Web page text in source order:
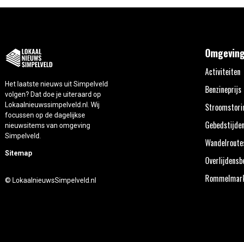
Het laatste nieuws uit Simpelveld
volgen? Dat doe je uiteraard op
Lokaalnieuwssimpelveld.nl. Wij
focussen op de dagelijkse
nieuwsitems van omgeving
Simpelveld.
Sitemap
© LokaalnieuwsSimpelveld.nl
Activiteiten
Benzineprijs
Gebedstijden